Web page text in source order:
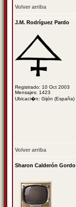
Volver arriba
J.M. Rodríguez Pardo
Registrado: 10 Oct 2003
Mensajes: 1423
Ubicaci�n: Gijón (España)
Volver arriba
Sharon Calderón Gordo